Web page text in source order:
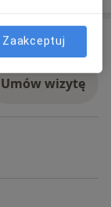
Umów wizytę
Zaakceptuj